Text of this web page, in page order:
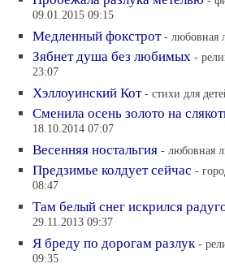
09.01.2015 09:15
Медленный фокстрот - любовная
Зябнет душа без любимых -
23:07
Хэллоуинский Кот - стихи для
Сменила осень золото на
18.10.2014 07:07
Весенняя ностальгия - любовная
Предзимье колдует сейчас -
08:47
Там белый снег искрился
29.11.2013 09:37
Я бреду по дорогам разлук -
09:35